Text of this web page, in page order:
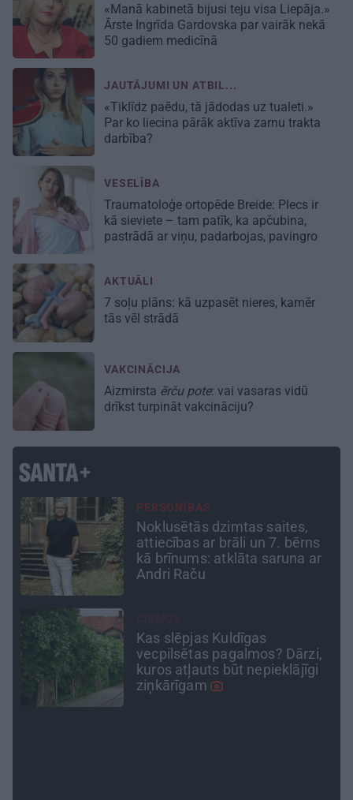
«Manā kabinetā bijusi teju visa Liepāja.»
Ārste Ingrīda Gardovska par vairāk nekā
50 gadiem medicīnā
JAUTĀJUMI UN ATBIL...
«Tiklīdz paēdu, tā jādodas uz tualeti.»
Par ko liecina pārāk aktīva zarnu trakta
darbība?
VESELĪBA
Traumatoloģe ortopēde Breide: Plecs ir
kā sieviete – tam patīk, ka apčubina,
pastrādā ar viņu, padarbojas, pavingro
AKTUĀLI
7 soļu plāns: kā uzpasēt nieres, kamēr
tās vēl strādā
VAKCINĀCIJA
Aizmirsta ērču pote: vai vasaras vidū
drīkst turpināt vakcināciju?
CEĻOJUMA PLĀNS
Draudzeņu ceļojums bez
drāmām: noderīgi padomi
plānošanai un 16 galamērķu
idejas
«Manā kabinetā bijusi teju visa
Liepāja.» Ārste Ingrīda
Gardovska par vairāk nekā 50
gadiem medicīnā